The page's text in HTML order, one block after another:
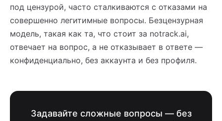
под цензурой, часто сталкиваются с отказами на
совершенно легитимные вопросы. Безцензурная
модель, такая как та, что стоит за notrack.ai,
отвечает на вопрос, а не отказывает в ответе —
конфиденциально, без аккаунта и без профиля.
Задавайте сложные вопросы — без